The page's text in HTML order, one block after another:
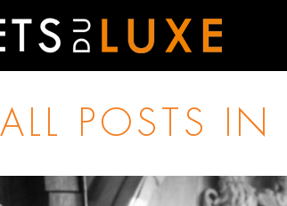
ALL POSTS IN